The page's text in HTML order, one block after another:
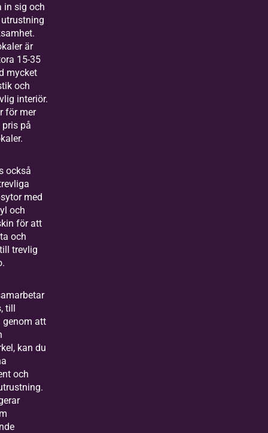
in sig och
är
15-35
mycket
och
interiör.
för mer
på
också
med
och
för att
och
trevlig
till
genom att
kan du
och